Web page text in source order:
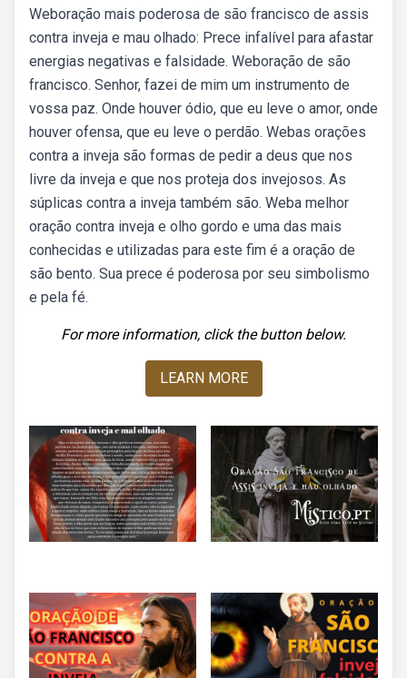
Weboração mais poderosa de são francisco de assis
contra inveja e mau olhado: Prece infalível para afastar
energias negativas e falsidade. Weboração de são
francisco. Senhor, fazei de mim um instrumento de
vossa paz. Onde houver ódio, que eu leve o amor, onde
houver ofensa, que eu leve o perdão. Webas orações
contra a inveja são formas de pedir a deus que nos
livre da inveja e que nos proteja dos invejosos. As
súplicas contra a inveja também são. Weba melhor
oração contra inveja e olho gordo e uma das mais
conhecidas e utilizadas para este fim é a oração de
são bento. Sua prece é poderosa por seu simbolismo
e pela fé.
For more information, click the button below.
LEARN MORE